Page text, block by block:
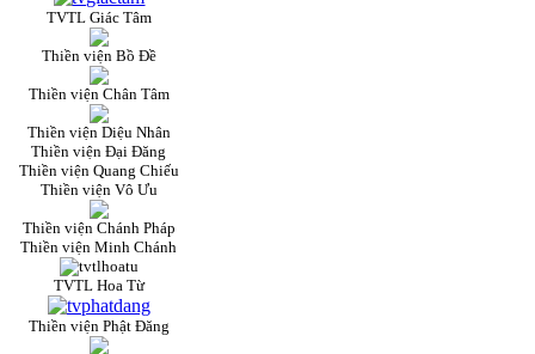
TVTL Giác Tâm
Thiền viện Bồ Đề
Thiền viện Chân Tâm
Thiền viện Diệu Nhân
Thiền viện Đại Đăng
Thiền viện Quang Chiếu
Thiền viện Vô Ưu
Thiền viện Chánh Pháp
Thiền viện Minh Chánh
TVTL Hoa Từ
Thiền viện Phật Đăng